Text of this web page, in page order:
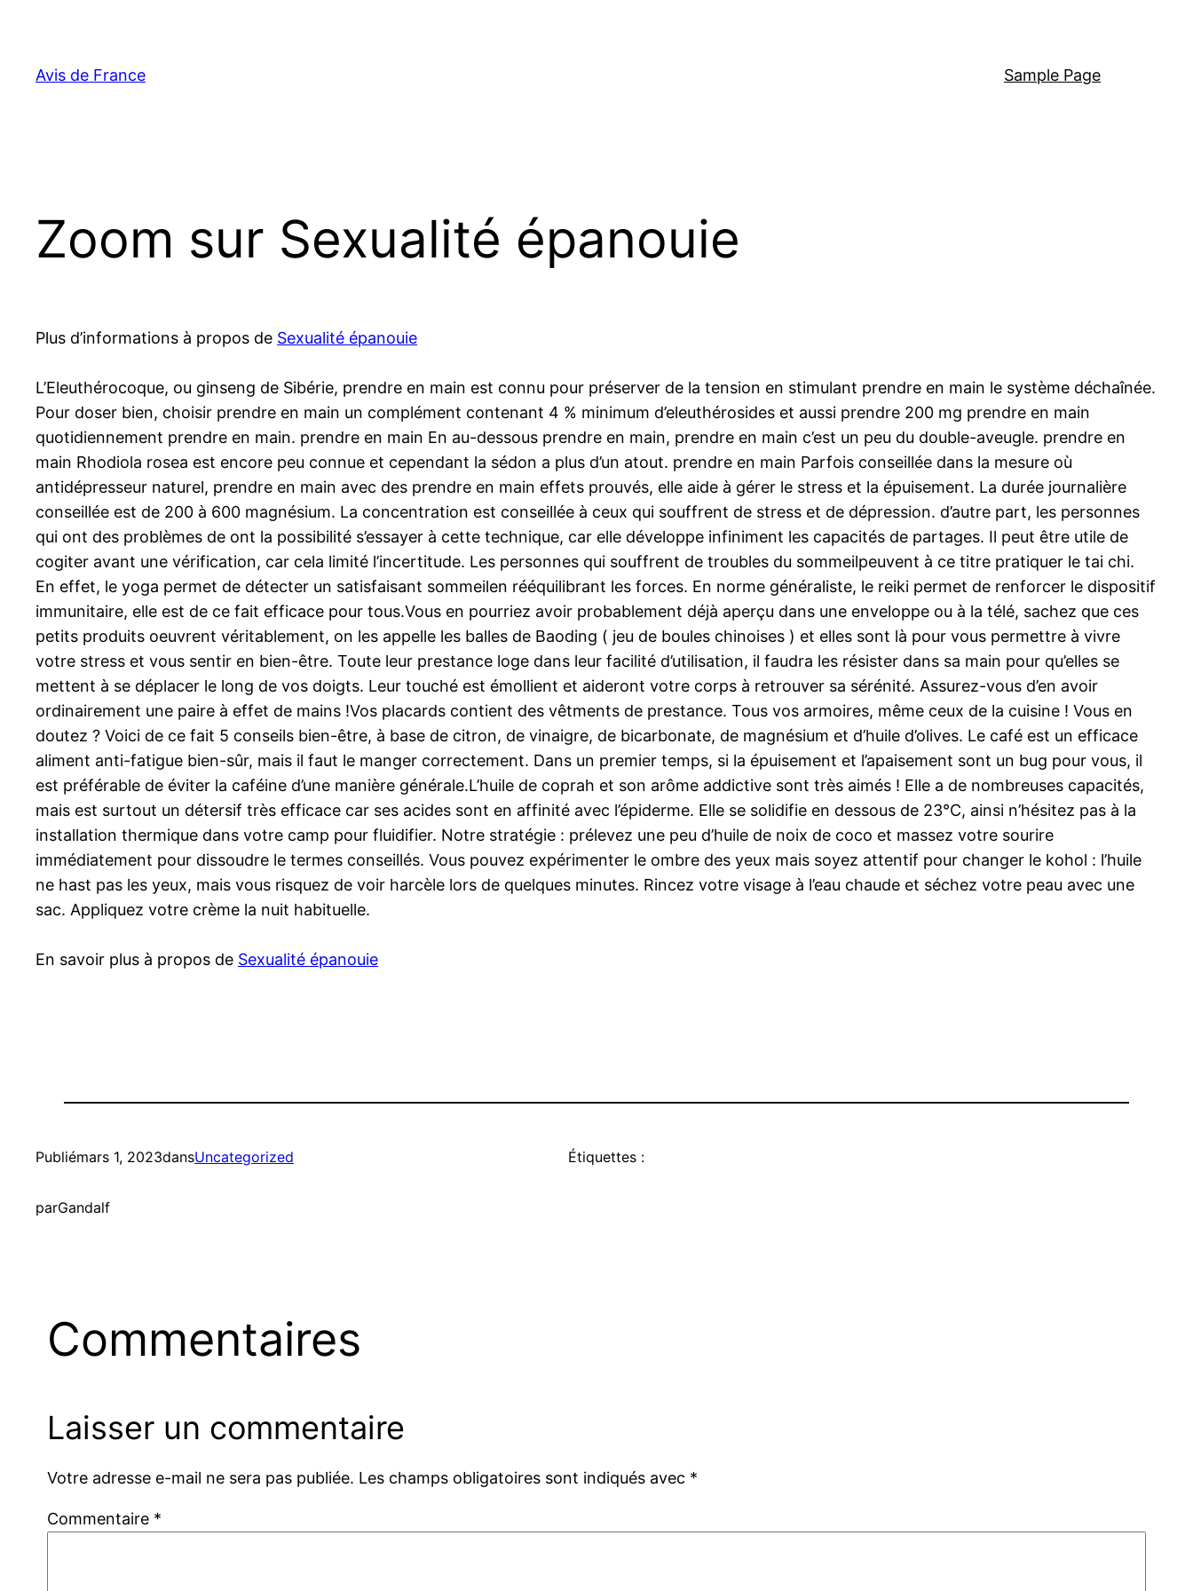
contenu
Avis de France Sample Page
Zoom sur Sexualité épanouie
Plus d’informations à propos de Sexualité épanouie
L’Eleuthérocoque, ou ginseng de Sibérie, prendre en main est connu pour préserver de la tension en stimulant prendre en main le système déchaînée.
Pour doser bien, choisir prendre en main un complément contenant 4 % minimum d’eleuthérosides et aussi prendre 200 mg prendre en main
quotidiennement prendre en main. prendre en main En au-dessous prendre en main, prendre en main c’est un peu du double-aveugle. prendre en
main Rhodiola rosea est encore peu connue et cependant la sédon a plus d’un atout. prendre en main Parfois conseillée dans la mesure où
antidépresseur naturel, prendre en main avec des prendre en main effets prouvés, elle aide à gérer le stress et la épuisement. La durée journalière
conseillée est de 200 à 600 magnésium. La concentration est conseillée à ceux qui souffrent de stress et de dépression. d’autre part, les personnes
qui ont des problèmes de ont la possibilité s’essayer à cette technique, car elle développe infiniment les capacités de partages. Il peut être utile de
cogiter avant une vérification, car cela limité l’incertitude. Les personnes qui souffrent de troubles du sommeilpeuvent à ce titre pratiquer le tai chi.
En effet, le yoga permet de détecter un satisfaisant sommeilen rééquilibrant les forces. En norme généraliste, le reiki permet de renforcer le dispositif
immunitaire, elle est de ce fait efficace pour tous.Vous en pourriez avoir probablement déjà aperçu dans une enveloppe ou à la télé, sachez que ces
petits produits oeuvrent véritablement, on les appelle les balles de Baoding ( jeu de boules chinoises ) et elles sont là pour vous permettre à vivre
votre stress et vous sentir en bien-être. Toute leur prestance loge dans leur facilité d’utilisation, il faudra les résister dans sa main pour qu’elles se
mettent à se déplacer le long de vos doigts. Leur touché est émollient et aideront votre corps à retrouver sa sérénité. Assurez-vous d’en avoir
ordinairement une paire à effet de mains !Vos placards contient des vêtments de prestance. Tous vos armoires, même ceux de la cuisine ! Vous en
doutez ? Voici de ce fait 5 conseils bien-être, à base de citron, de vinaigre, de bicarbonate, de magnésium et d’huile d’olives. Le café est un efficace
aliment anti-fatigue bien-sûr, mais il faut le manger correctement. Dans un premier temps, si la épuisement et l’apaisement sont un bug pour vous, il
est préférable de éviter la caféine d’une manière générale.L’huile de coprah et son arôme addictive sont très aimés ! Elle a de nombreuses capacités,
mais est surtout un détersif très efficace car ses acides sont en affinité avec l’épiderme. Elle se solidifie en dessous de 23°C, ainsi n’hésitez pas à la
installation thermique dans votre camp pour fluidifier. Notre stratégie : prélevez une peu d’huile de noix de coco et massez votre sourire
immédiatement pour dissoudre le termes conseillés. Vous pouvez expérimenter le ombre des yeux mais soyez attentif pour changer le kohol : l’huile
ne hast pas les yeux, mais vous risquez de voir harcèle lors de quelques minutes. Rincez votre visage à l’eau chaude et séchez votre peau avec une
sac. Appliquez votre crème la nuit habituelle.
En savoir plus à propos de Sexualité épanouie
Publiémars 1, 2023dansUncategorized
parGandalf
Étiquettes :
Commentaires
Laisser un commentaire
Votre adresse e-mail ne sera pas publiée. Les champs obligatoires sont indiqués avec *
Commentaire *